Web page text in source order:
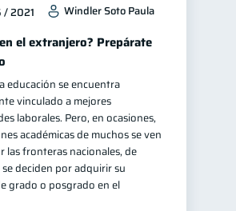
2021 Windler Soto Paula
el extranjero? Prepárate
educación se encuentra
vinculado a mejores
laborales. Pero, en ocasiones,
académicas de muchos se ven
las fronteras nacionales, de
deciden por adquirir su
grado o posgrado en el